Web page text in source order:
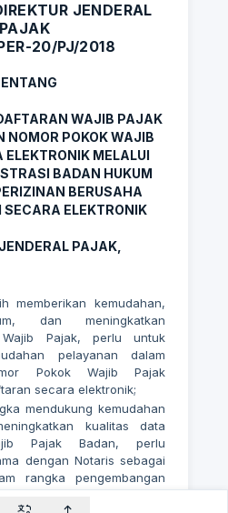
JENDERAL
PAJAK
20/PJ/2018
WAJIB PAJAK
NOMOR POKOK WAJIB
MELALUI
BADAN HUKUM
BERUSAHA
SECARA ELEKTRONIK
PAJAK,
memberikan kemudahan,
dan meningkatkan
Pajak, perlu untuk
pelayanan dalam
Pokok Wajib Pajak
secara elektronik;
mendukung kemudahan
kualitas data
Pajak Badan, perlu
dengan Notaris sebagai
rangka pengembangan
perpajakan;